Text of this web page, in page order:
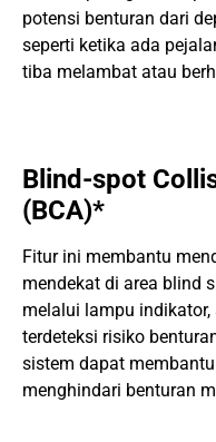
potensi benturan dari
seperti ketika ada
tiba melambat atau
Blind-spot
(BCA)*
Fitur ini membantu
mendekat di area blind
melalui lampu
terdeteksi risiko
sistem dapat
menghindari benturan